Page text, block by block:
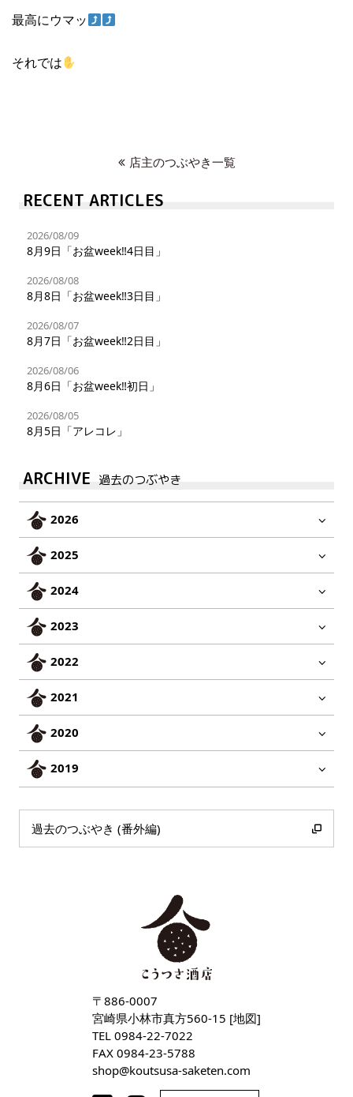
最高にウマッ
それでは
店主のつぶやき一覧
RECENT ARTICLES
2026/08/09
8月9日「お盆week‼︎4日目」
2026/08/08
8月8日「お盆week‼︎3日目」
2026/08/07
8月7日「お盆week‼︎2日目」
2026/08/06
8月6日「お盆week‼︎初日」
2026/08/05
8月5日「アレコレ」
ARCHIVE 過去のつぶやき
2026
2025
2024
2023
2022
2021
2020
2019
過去のつぶやき (番外編)
〒886-0007
宮崎県小林市真方560-15 [地図]
TEL 0984-22-7022
FAX 0984-23-5788
shop
koutsusa-saketen com